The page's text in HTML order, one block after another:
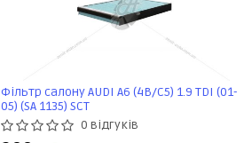
Фільтр салону AUDI A6 (4B/C5) 1.9 TDI (01-
05) (SA 1135) SCT
0 відгуків